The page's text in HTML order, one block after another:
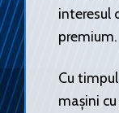
interesul
premium.
Cu
mașini